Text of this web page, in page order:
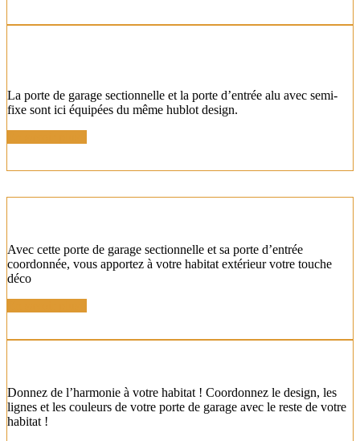
La porte de garage sectionnelle et la porte d’entrée alu avec semi-
fixe sont ici équipées du même hublot design.
Avec cette porte de garage sectionnelle et sa porte d’entrée
coordonnée, vous apportez à votre habitat extérieur votre touche
déco
Donnez de l’harmonie à votre habitat ! Coordonnez le design, les
lignes et les couleurs de votre porte de garage avec le reste de votre
habitat !